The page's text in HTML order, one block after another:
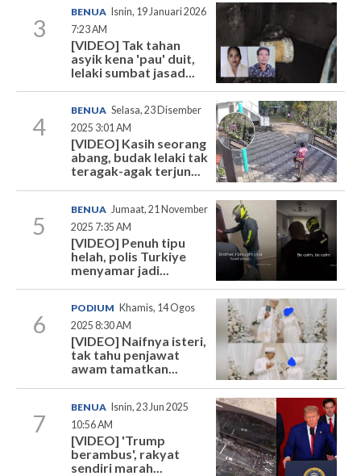
3
BENUA
Isnin, 19 Januari 2026
7:23 AM
[VIDEO] Tak tahan
asyik kena 'pau' duit,
lelaki sumbat jasad...
4
BENUA Selasa, 23 Disember
2025 3:01 AM
[VIDEO] Kasih seorang
abang, budak lelaki tak
teragak-agak terjun...
5
BENUA Jumaat, 21 November
2025 7:35 AM
[VIDEO] Penuh tipu
helah, polis Turkiye
menyamar jadi...
6
PODIUM Khamis, 14 Ogos
2025 8:30 AM
[VIDEO] Naifnya isteri,
tak tahu penjawat
awam tamatkan...
7
BENUA
Isnin, 23 Jun 2025
10:56 AM
[VIDEO] 'Trump
berambus', rakyat
sendiri marah...